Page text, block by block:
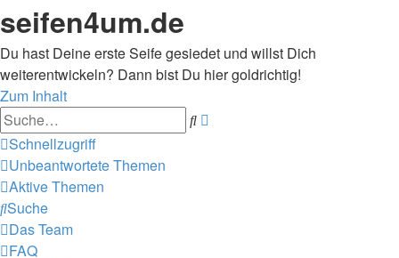
seifen4um.de
Du hast Deine erste Seife gesiedet und willst Dich
weiterentwickeln? Dann bist Du hier goldrichtig!
Zum Inhalt
Suche
Schnellzugriff
Unbeantwortete Themen
Aktive Themen
Suche
Das Team
FAQ